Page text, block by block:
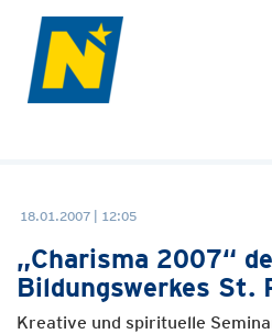
18.01.2007 | 12:05
„Charisma 2007“
Bildungswerkes St.
Kreative und spirituelle